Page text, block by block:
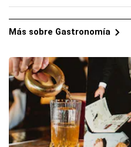
Más sobre Gastronomía